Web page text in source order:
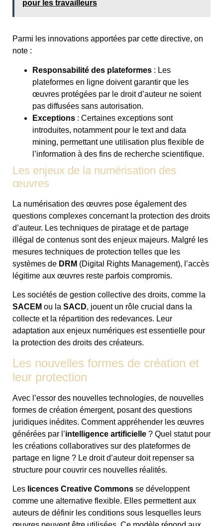
pour les travailleurs
Parmi les innovations apportées par cette directive, on
note :
Responsabilité des plateformes : Les
plateformes en ligne doivent garantir que les
œuvres protégées par le droit d’auteur ne soient
pas diffusées sans autorisation.
Exceptions : Certaines exceptions sont
introduites, notamment pour le text and data
mining, permettant une utilisation plus flexible de
l’information à des fins de recherche scientifique.
Les enjeux de la numérisation des
œuvres
La numérisation des œuvres pose également des
questions complexes concernant la protection des droits
d’auteur. Les techniques de piratage et de partage
illégal de contenus sont des enjeux majeurs. Malgré les
mesures techniques de protection telles que les
systèmes de DRM (Digital Rights Management), l’accès
légitime aux œuvres reste parfois compromis.
Les sociétés de gestion collective des droits, comme la
SACEM ou la SACD, jouent un rôle crucial dans la
collecte et la répartition des redevances. Leur
adaptation aux enjeux numériques est essentielle pour
la protection des droits des créateurs.
Les nouvelles formes de création et
leur protection
Avec l’essor des nouvelles technologies, de nouvelles
formes de création émergent, posant des questions
juridiques inédites. Comment appréhender les œuvres
générées par l’intelligence artificielle ? Quel statut pour
les créations collaboratives sur des plateformes de
partage en ligne ? Le droit d’auteur doit repenser sa
structure pour couvrir ces nouvelles réalités.
Les licences Creative Commons se développent
comme une alternative flexible. Elles permettent aux
auteurs de définir les conditions sous lesquelles leurs